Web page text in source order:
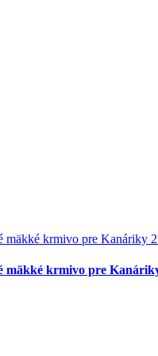
mäkké krmivo pre